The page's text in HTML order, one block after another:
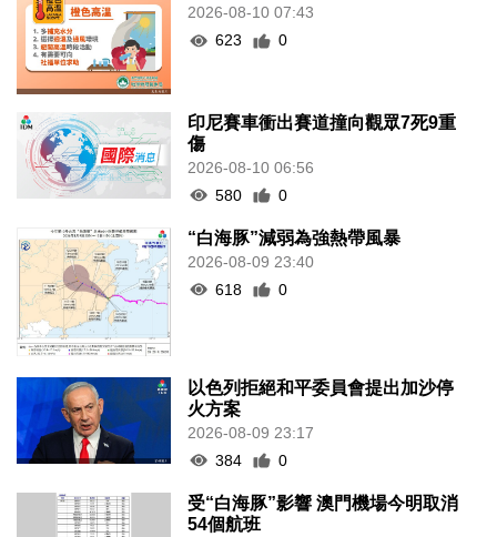
2026-08-10 07:43
623
0
印尼賽車衝出賽道撞向觀眾7死9重
傷
2026-08-10 06:56
580
0
“白海豚”減弱為強熱帶風暴
2026-08-09 23:40
618
0
以色列拒絕和平委員會提出加沙停
火方案
2026-08-09 23:17
384
0
受“白海豚”影響 澳門機場今明取消
54個航班